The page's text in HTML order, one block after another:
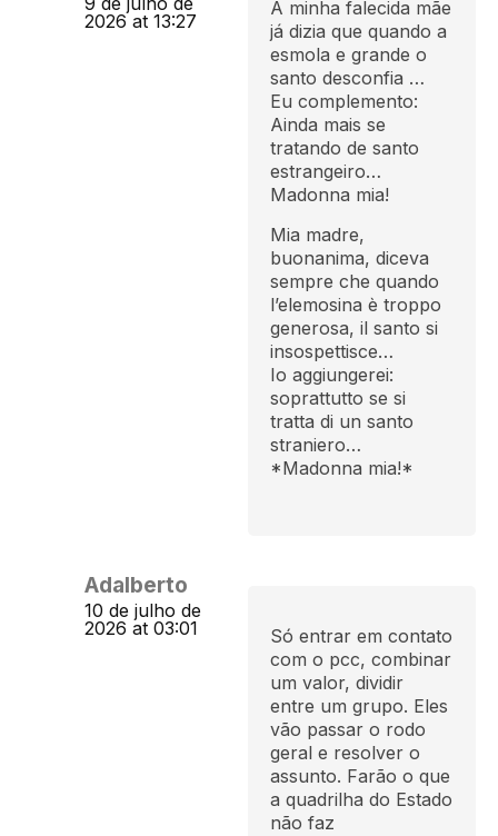
2026 at 13:27
A minha falecida mãe
já dizia que quando a
esmola e grande o
santo desconfia …
Eu complemento:
Ainda mais se
tratando de santo
estrangeiro…
Madonna mia!
Mia madre,
buonanima, diceva
sempre che quando
l’elemosina è troppo
generosa, il santo si
insospettisce…
Io aggiungerei:
soprattutto se si
tratta di un santo
straniero…
*Madonna mia!*
Adalberto
10 de julho de
2026 at 03:01
Só entrar em contato
com o pcc, combinar
um valor, dividir
entre um grupo. Eles
vão passar o rodo
geral e resolver o
assunto. Farão o que
a quadrilha do Estado
não faz